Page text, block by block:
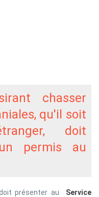
chasser
qu'il soit
doit
permis au
présenter au
Service